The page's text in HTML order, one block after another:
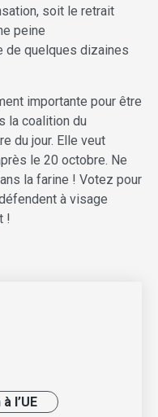
soit le retrait
peine
de quelques dizaines
importante pour être
la coalition du
du jour. Elle veut
le 20 octobre. Ne
la farine ! Votez pour
à visage
!
l’UE